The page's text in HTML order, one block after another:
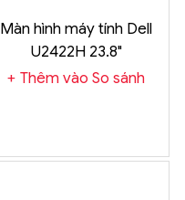
Màn hình máy tính Dell
U2422H 23.8"
Thêm vào So sánh